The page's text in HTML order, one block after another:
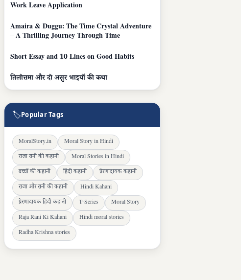
Work Leave Application
Amaira & Duggu: The Time Crystal Adventure
– A Thrilling Journey Through Time
Short Essay and 10 Lines on Good Habits
तिलोत्तमा और दो असुर भाइयों की कथा
🏷Popular Tags
MoralStory.in
Moral Story in Hindi
राजा रानी की कहानी
Moral Stories in Hindi
बच्चों की कहानी
हिंदी कहानी
प्रेरणादायक कहानी
राजा और रानी की कहानी
Hindi Kahani
प्रेरणादायक हिंदी कहानी
T-Series
Moral Story
Raja Rani Ki Kahani
Hindi moral stories
Radha Krishna stories